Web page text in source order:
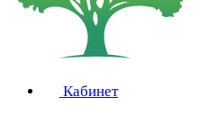
Кабинет